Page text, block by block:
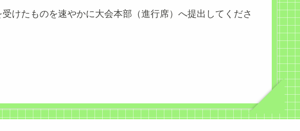
けたものを速やかに大会本部（進行席）へ提出してくださ